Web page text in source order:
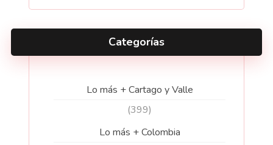
Categorías
Lo más + Cartago y Valle
(399)
Lo más + Colombia